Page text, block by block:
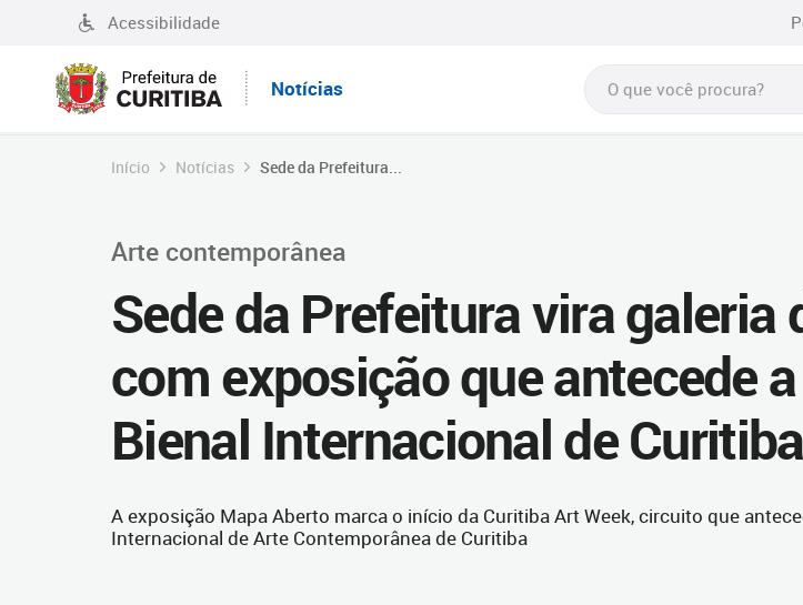
Acessibilidade
Notícias
Início Notícias Sede da Prefeitura...
Arte contemporânea
Sede da Prefeitura vira galeria
com exposição que antecede
Bienal Internacional de Curitiba
A exposição Mapa Aberto marca o início da Curitiba Art Week, circuito que
Internacional de Arte Contemporânea de Curitiba